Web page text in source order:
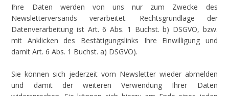
Ihre Daten werden von uns nur zum Zwecke des
Newsletterversands verarbeitet. Rechtsgrundlage der
Datenverarbeitung ist Art. 6 Abs. 1 Buchst. b) DSGVO, bzw.
mit Anklicken des Bestätigungslinks Ihre Einwilligung und
damit Art. 6 Abs. 1 Buchst. a) DSGVO).
Sie können sich jederzeit vom Newsletter wieder abmelden
und damit der weiteren Verwendung Ihrer Daten